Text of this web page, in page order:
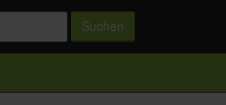
Suchen